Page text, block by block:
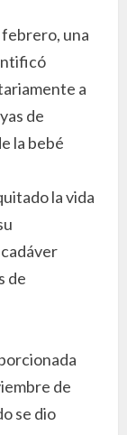
febrero, una
a
de
la bebé
la vida
de
de
se dio